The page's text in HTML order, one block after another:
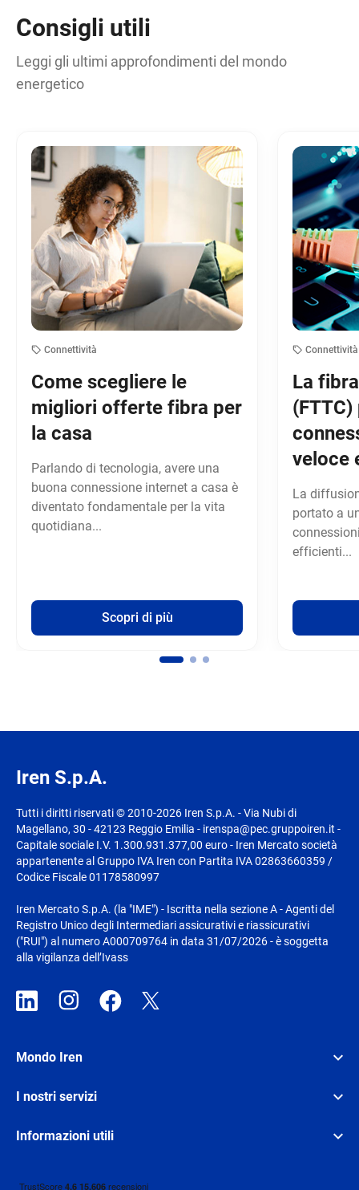
Consigli utili
Leggi gli ultimi approfondimenti del mondo
energetico
Connettività
Come scegliere le
migliori offerte fibra per
la casa
Parlando di tecnologia, avere una
buona connessione internet a casa è
diventato fondamentale per la vita
quotidiana...
Scopri di più
Connettività
La
(FTTC)
veloce
La
portato a
efficienti...
Iren S.p.A.
Tutti i diritti riservati © 2010-2026 Iren S.p.A. - Via Nubi di
Magellano, 30 - 42123 Reggio Emilia - irenspa@pec.gruppoiren.it -
Capitale sociale I.V. 1.300.931.377,00 euro - Iren Mercato società
appartenente al Gruppo IVA Iren con Partita IVA 02863660359 /
Codice Fiscale 01178580997
Iren Mercato S.p.A. (la "IME") - Iscritta nella sezione A - Agenti del
Registro Unico degli Intermediari assicurativi e riassicurativi
("RUI") al numero A000709764 in data 31/07/2026 - è soggetta
alla vigilanza dell’Ivass
Mondo Iren
I nostri servizi
Informazioni utili